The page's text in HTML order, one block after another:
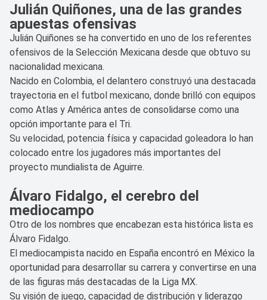
Julián Quiñones, una de las grandes
apuestas ofensivas
Julián Quiñones se ha convertido en uno de los referentes
ofensivos de la Selección Mexicana desde que obtuvo su
nacionalidad mexicana.
Nacido en Colombia, el delantero construyó una destacada
trayectoria en el futbol mexicano, donde brilló con equipos
como Atlas y América antes de consolidarse como una
opción importante para el Tri.
Su velocidad, potencia física y capacidad goleadora lo han
colocado entre los jugadores más importantes del
proyecto mundialista de Aguirre.
Álvaro Fidalgo, el cerebro del
mediocampo
Otro de los nombres que encabezan esta histórica lista es
Álvaro Fidalgo.
El mediocampista nacido en España encontró en México la
oportunidad para desarrollar su carrera y convertirse en una
de las figuras más destacadas de la Liga MX.
Su visión de juego, capacidad de distribución y liderazgo